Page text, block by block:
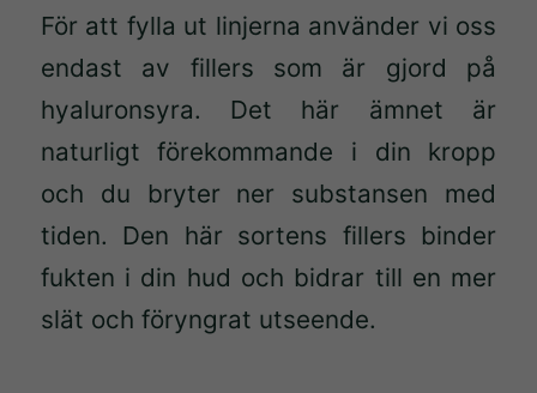
För att fylla ut linjerna använder vi oss
endast av fillers som är gjord på
hyaluronsyra. Det här ämnet är
naturligt förekommande i din kropp
och du bryter ner substansen med
tiden. Den här sortens fillers binder
fukten i din hud och bidrar till en mer
slät och föryngrat utseende.